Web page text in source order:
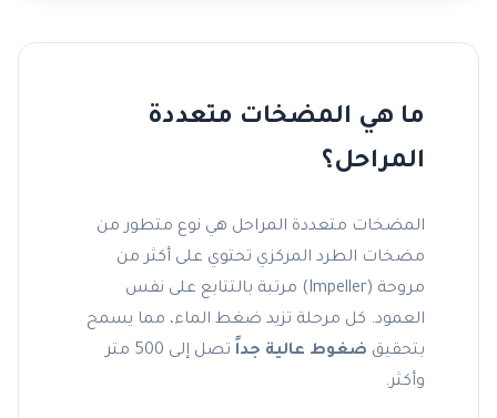
ما هي المضخات متعددة
المراحل؟
المضخات متعددة المراحل هي نوع متطور من
مضخات الطرد المركزي تحتوي على أكثر من
مروحة (Impeller) مرتبة بالتتابع على نفس
العمود. كل مرحلة تزيد ضغط الماء، مما يسمح
بتحقيق ضغوط عالية جداً
تصل إلى 500 متر
وأكثر.